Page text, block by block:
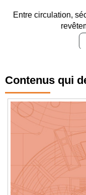
Entre circulation,
Contenus qui